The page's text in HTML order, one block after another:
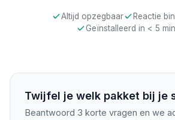
Altijd opzegbaar
Reactie
Geïnstalleerd in < 5
Twijfel je welk pakket bij je
Beantwoord 3 korte vragen en we